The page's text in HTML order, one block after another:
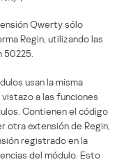
Qwerty sólo
Regin, utilizando las
usan la misma
a las funciones
Contienen el código
otra extensión de Regin,
registrado en la
del módulo. Esto